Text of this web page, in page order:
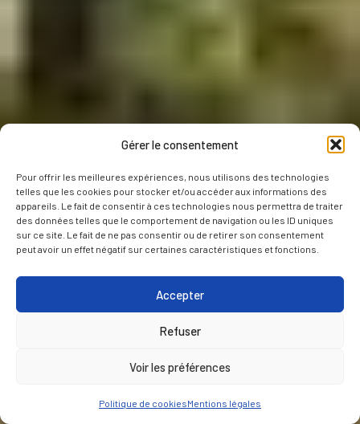
Gérer le consentement
Pour offrir les meilleures expériences, nous utilisons des technologies
telles que les cookies pour stocker et/ou accéder aux informations des
appareils. Le fait de consentir à ces technologies nous permettra de traiter
des données telles que le comportement de navigation ou les ID uniques
sur ce site. Le fait de ne pas consentir ou de retirer son consentement
peut avoir un effet négatif sur certaines caractéristiques et fonctions.
Accepter
Refuser
Voir les préférences
Politique de cookiesMentions légales